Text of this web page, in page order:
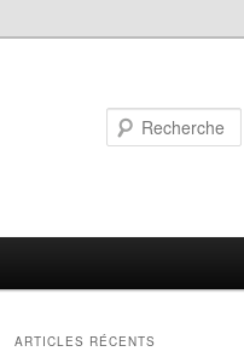
ARTICLES RÉCENTS